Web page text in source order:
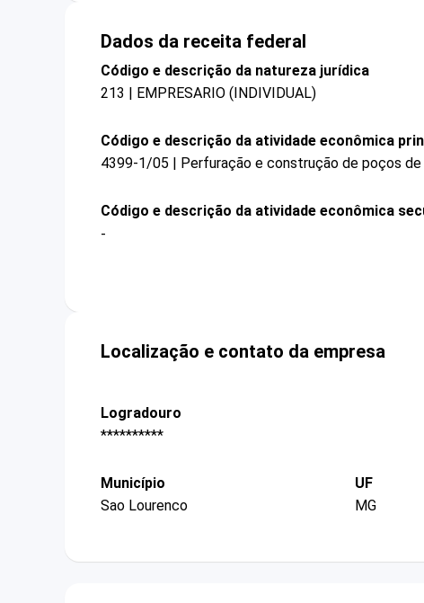
Dados da receita federal
Código e descrição da natureza jurídica
213 | EMPRESARIO (INDIVIDUAL)
Código e descrição da atividade econômica
4399-1/05 | Perfuração e construção de poços de
Código e descrição da atividade econômica
-
Localização e contato da empresa
Logradouro
**********
Município
Sao Lourenco
UF
MG